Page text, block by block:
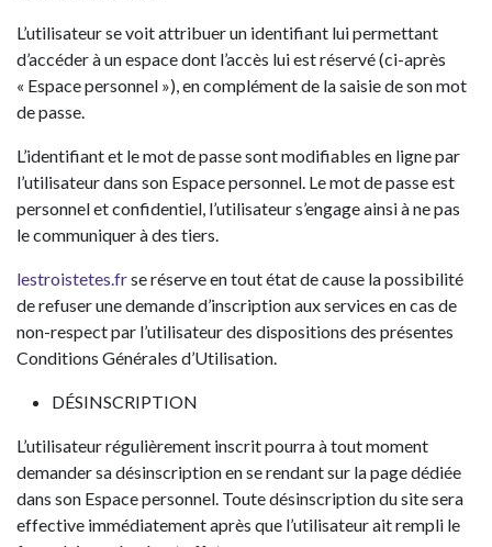
L’utilisateur se voit attribuer un identifiant lui permettant
d’accéder à un espace dont l’accès lui est réservé (ci-après
« Espace personnel »), en complément de la saisie de son mot
de passe.
L’identifiant et le mot de passe sont modifiables en ligne par
l’utilisateur dans son Espace personnel. Le mot de passe est
personnel et confidentiel, l’utilisateur s’engage ainsi à ne pas
le communiquer à des tiers.
lestroistetes.frse réserve en tout état de cause la possibilité
de refuser une demande d’inscription aux services en cas de
non-respect par l’utilisateur des dispositions des présentes
Conditions Générales d’Utilisation.
DÉSINSCRIPTION
L’utilisateur régulièrement inscrit pourra à tout moment
demander sa désinscription en se rendant sur la page dédiée
dans son Espace personnel. Toute désinscription du site sera
effective immédiatement après que l’utilisateur ait rempli le